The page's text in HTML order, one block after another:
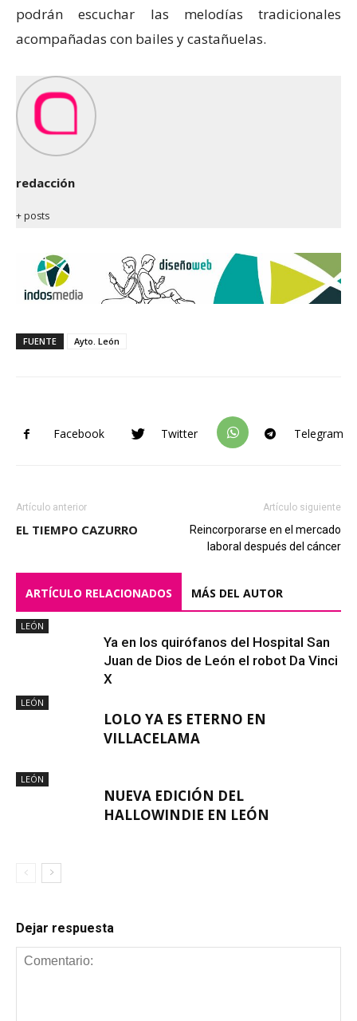
podrán escuchar las melodías tradicionales
acompañadas con bailes y castañuelas.
redacción
+ posts
FUENTE Ayto. León
Facebook Twitter Telegram
Artículo anterior
EL TIEMPO CAZURRO
Artículo siguiente
Reincorporarse en el mercado
laboral después del cáncer
ARTÍCULO RELACIONADOS MÁS DEL AUTOR
LEÓN
Ya en los quirófanos del Hospital San
Juan de Dios de León el robot Da Vinci
X
LEÓN
LOLO YA ES ETERNO EN
VILLACELAMA
LEÓN
NUEVA EDICIÓN DEL
HALLOWINDIE EN LEÓN
Dejar respuesta